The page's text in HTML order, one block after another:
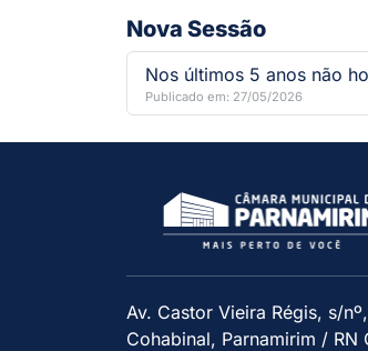
Nova Sessão
Nos últimos 5 anos não
Publicado em: 27/05/2026
Av. Castor Vieira Régis, s/nº,
Cohabinal, Parnamirim / RN